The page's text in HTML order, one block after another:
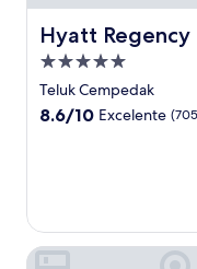
Hyatt Regency
Hyatt Regency
Propiedad
de
5.0
Teluk Cempedak
8.6
8.6/10 Excelente
Timurbay Seafront